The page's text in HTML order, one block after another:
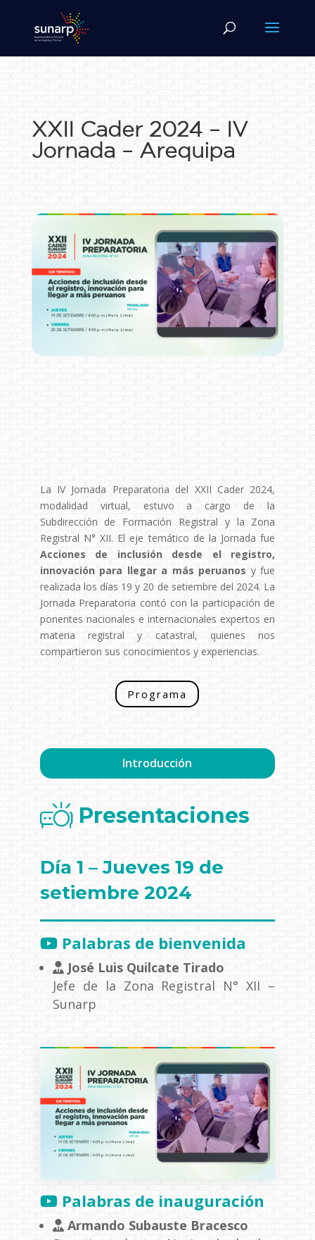
XXII Cader 2024 – IV
Jornada – Arequipa
La IV Jornada Preparatoria del XXII Cader 2024,
modalidad virtual, estuvo a cargo de la
Subdirección de Formación Registral y la Zona
Registral N° XII. El eje temático de la Jornada fue
Acciones de inclusión desde el registro,
innovación para llegar a más peruanos y fue
realizada los días 19 y 20 de setiembre del 2024. La
Jornada Preparatoria contó con la participación de
ponentes nacionales e internacionales expertos en
materia registral y catastral, quienes nos
compartieron sus conocimientos y experiencias.
Programa
Introducción
Presentaciones
Día 1 – Jueves 19 de
setiembre 2024
Palabras de bienvenida
José Luis Quilcate Tirado
Jefe de la Zona Registral N° XII –
Sunarp
Palabras de inauguración
Armando Subauste Bracesco